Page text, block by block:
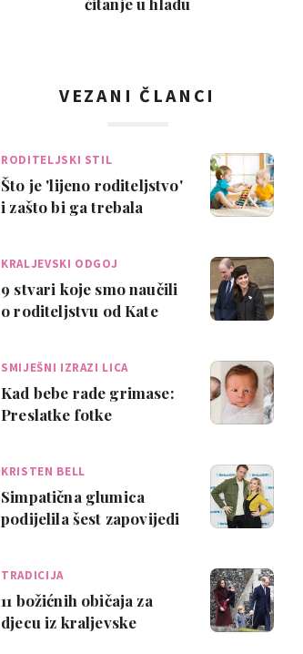
VEZANI ČLANCI
RODITELJSKI STIL
Što je 'lijeno roditeljstvo'
i zašto bi ga trebala
KRALJEVSKI ODGOJ
9 stvari koje smo naučili
o roditeljstvu od Kate
SMIJEŠNI IZRAZI LICA
Kad bebe rade grimase:
Preslatke fotke
KRISTEN BELL
Simpatična glumica
podijelila šest zapovijedi
TRADICIJA
11 božićnih običaja za
djecu iz kraljevske